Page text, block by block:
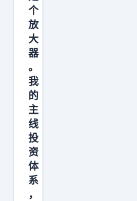
英
伟
达
给
下
一
代
旗
舰
G
P
U
个
放
大
器
。
我
的
主
线
投
资
体
系
，